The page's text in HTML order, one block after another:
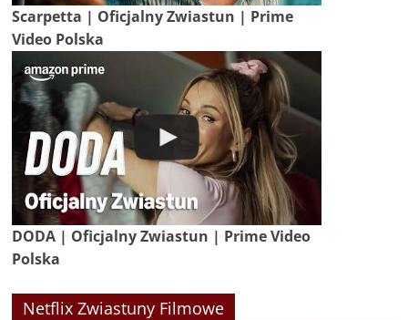
Scarpetta | Oficjalny Zwiastun | Prime
Video Polska
DODA | Oficjalny Zwiastun | Prime Video
Polska
Netflix Zwiastuny Filmowe